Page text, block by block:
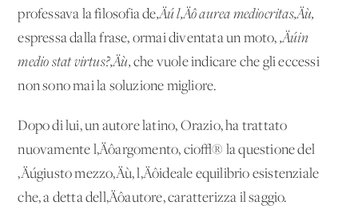
professava la filosofia de‚Äú l‚Äô aurea mediocritas‚Äù,
espressa dalla frase, ormai diventata un moto, ‚Äúin
medio stat virtus?‚Äù,che vuole indicare che gli eccessi
non sono mai la soluzione migliore.
Dopo di lui, un autore latino, Orazio, ha trattato
nuovamente l‚Äôargomento, cio√® la questione del
‚Äúgiusto mezzo‚Äù, l‚Äôideale equilibrio esistenziale
che, a detta dell‚Äôautore, caratterizza il saggio.